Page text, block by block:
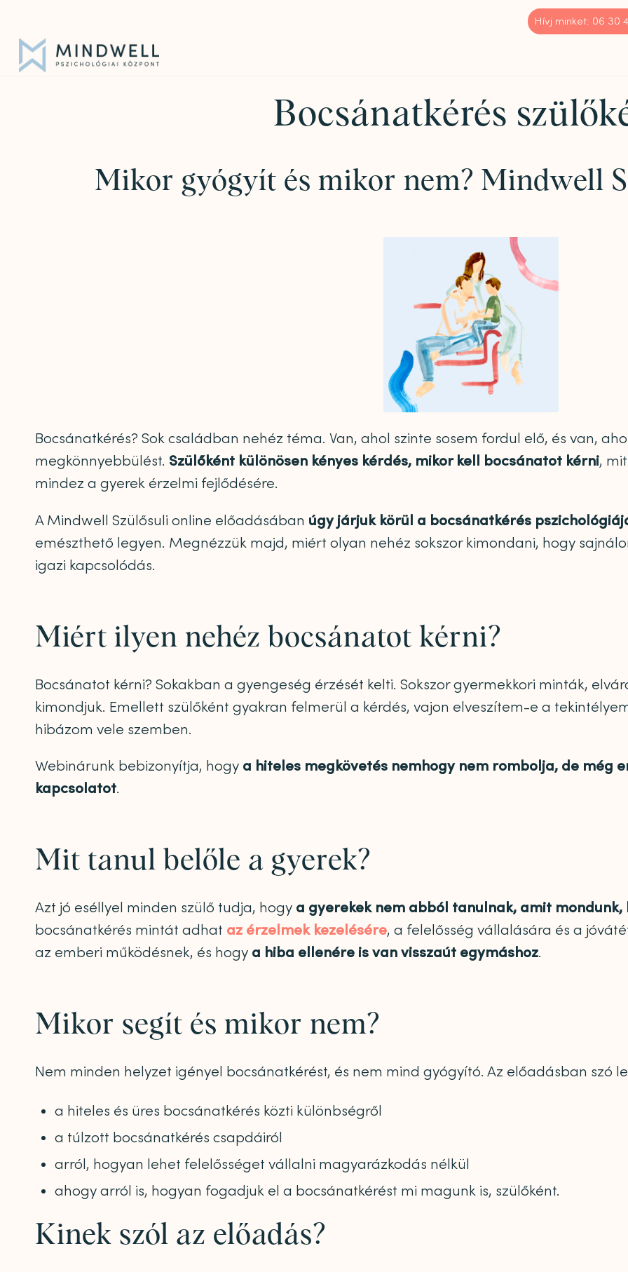
Hívj minket: 06 30
Bocsánatkérés
Mikor gyógyít és mikor nem? Mindwell
Bocsánatkérés? Sok családban nehéz téma. Van, ahol szinte sosem fordul elő, és van,
megkönnyebbülést. Szülőként különösen kényes kérdés, mikor kell bocsánatot kérni,
mindez a gyerek érzelmi fejlődésére.
A Mindwell Szülősuli online előadásában úgy járjuk körül a bocsánatkérés
emészthető legyen. Megnézzük majd, miért olyan nehéz sokszor kimondani, hogy
igazi kapcsolódás.
Miért ilyen nehéz bocsánatot kérni?
Bocsánatot kérni? Sokakban a gyengeség érzését kelti. Sokszor gyermekkori minták,
kimondjuk. Emellett szülőként gyakran felmerül a kérdés, vajon elveszítem-e a
hibázom vele szemben.
Webinárunk bebizonyítja, hogy a hiteles megkövetés nemhogy nem rombolja, de még
kapcsolatot.
Mit tanul belőle a gyerek?
Azt jó eséllyel minden szülő tudja, hogy a gyerekek nem abból tanulnak, amit
bocsánatkérés mintát adhat az érzelmek kezelésére, a felelősség vállalására és a
az emberi működésnek, és hogy a hiba ellenére is van visszaút egymáshoz.
Mikor segít és mikor nem?
Nem minden helyzet igényel bocsánatkérést, és nem mind gyógyító. Az előadásban szó
a hiteles és üres bocsánatkérés közti különbségről
a túlzott bocsánatkérés csapdáiról
arról, hogyan lehet felelősséget vállalni magyarázkodás nélkül
ahogy arról is, hogyan fogadjuk el a bocsánatkérést mi magunk is, szülőként.
Kinek szól az előadás?